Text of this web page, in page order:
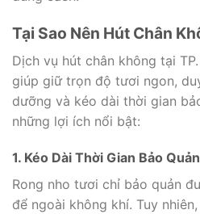
Tại Sao Nên Hút Chân
Dịch vụ hút chân không tại
giúp giữ trọn độ tươi ngon,
dưỡng và kéo dài thời gian
những lợi ích nổi bật:
1. Kéo Dài Thời Gian Bảo Quản
Rong nho tươi chỉ bảo quản
để ngoài không khí. Tuy